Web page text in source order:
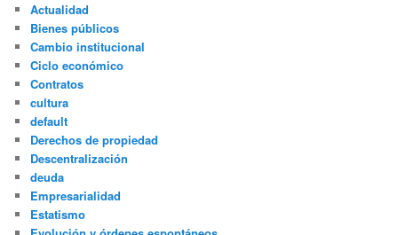
Actualidad
Bienes públicos
Cambio institucional
Ciclo económico
Contratos
cultura
default
Derechos de propiedad
Descentralización
deuda
Empresarialidad
Estatismo